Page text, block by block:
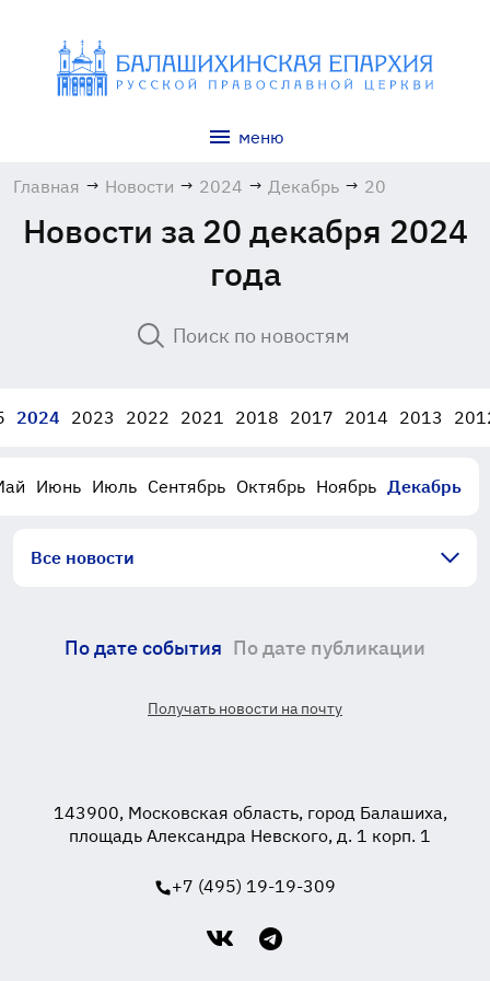
меню
Главная → Новости → 2024 → Декабрь → 20
Новости за 20 декабря 2024
года
2024 2023 2022 2021 2018 2017 2014 2013
Июнь Июль Сентябрь Октябрь Ноябрь Декабрь
Все новости
По дате события По дате публикации
Получать новости на почту
143900, Московская область, город Балашиха,
площадь Александра Невского, д. 1 корп. 1
+7 (495) 19-19-309